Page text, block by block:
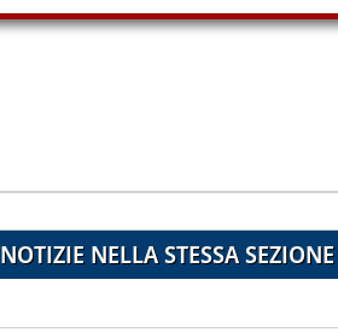
NOTIZIE NELLA STESSA SEZIONE